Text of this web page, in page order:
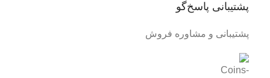
پشتیبانی پاسخ‌گو
پشتیبانی و مشاوره فروش